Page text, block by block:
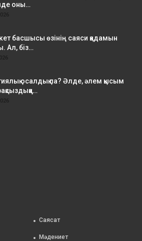
оны…
басшысы өзінің саяси қадамын
Ал, біз…
осалдық па? Әлде, әлем қысым
Саясат
Мәдениет